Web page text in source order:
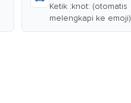
Ketik :knot: (otomatis
melengkapi ke emoji)